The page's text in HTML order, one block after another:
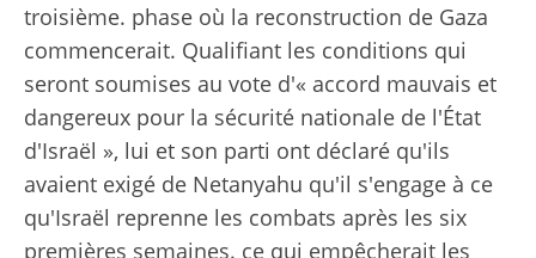
troisième. phase où la reconstruction de Gaza
commencerait. Qualifiant les conditions qui
seront soumises au vote d'« accord mauvais et
dangereux pour la sécurité nationale de l'État
d'Israël », lui et son parti ont déclaré qu'ils
avaient exigé de Netanyahu qu'il s'engage à ce
qu'Israël reprenne les combats après les six
premières semaines. ce qui empêcherait les